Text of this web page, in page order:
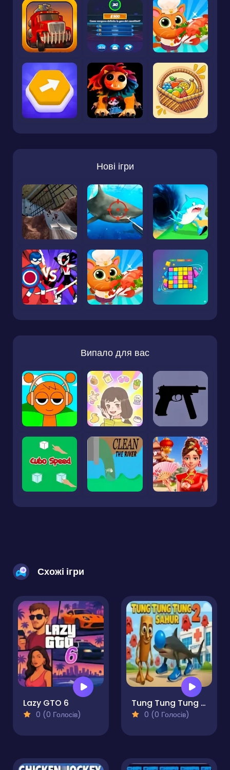
Нові ігри
Випало для вас
Схожі ігри
Lazy GTO 6
0 (0 Голосів)
Tung Tung Tung Sahur 2
0 (0 Голосів)